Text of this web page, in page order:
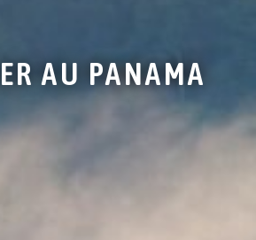
AU PANAMA